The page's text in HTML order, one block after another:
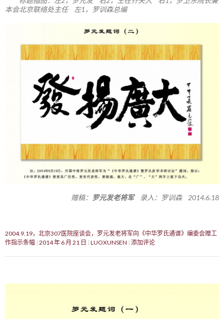
本会北京联络处主任 左1，罗训森总编
赠稿： 罗元发老将军录入：罗训森 2014.6.18
2004.9.19，北京307医院座谈会，罗元发老将军向《中华罗氏通谱》编委会赠工
作指示条幅 2014 年 6 月 21 日 LUOXUNSEN 添加评论